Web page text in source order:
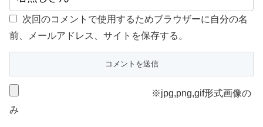
次回のコメントで使用するためブラウザーに自分の名
前、メールアドレス、サイトを保存する。
※jpg,png,gif形式画像の
み